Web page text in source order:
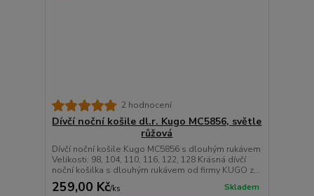
2 hodnocení
Dívčí noční košile dl.r. Kugo MC5856, světle
růžová
Dívčí noční košile Kugo MC5856 s dlouhým rukávem
Velikosti: 98, 104, 110, 116, 122, 128 Krásná dívčí
noční košilka s dlouhým rukávem od firmy KUGO z...
259,00 Kč/ks Skladem